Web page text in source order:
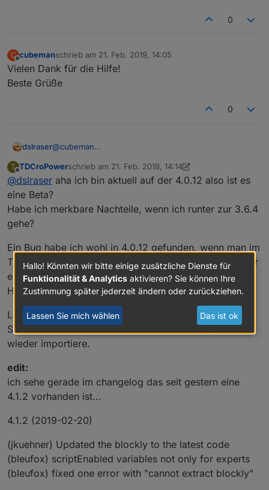
0
C
Offline
cubemanschrieb am 21. Feb. 2019, 14:05
zuletzt editiert von
Vielen Dank für die Hilfe!
Beste Grüße
0
dslraser@cubeman
größer 3.6.4 ist Beta und hat noch Fehler)
T
Offline
TDCroPowerschrieb am 21. Feb. 2019, 14:14
zuletzt editiert von TDCroPower
@dslraser aha ich bin aktuell auf der 4.0.12 also ist es
eine Beta?
Habe ich merkbare Nachteile, wenn ich runter zur 3.6.4
gehe?
Ein Bug habe ich wohl in 4.0.12 gefunden, wenn man im
Trigger ein 2tes Objekt hinzufügt und es danach wieder
entfernen will bleibt es als unlöschbarer shadowim
Hintergrund.
Löschen kann ich es dann nur, wenn ich im Export den
Shadow Teil unten löschen und meinen Blockly Code
wieder importiere.
edit:
ich sehe gerade im changelog das seit gestern eine
4.1.2 vorhanden ist...
4.1.2 (2019-02-20)
(jkuehner) Updated the blockly to the latest code
(bleufox) scriptEnabled variables not only for experts
(bleufox) fixed one error with "cannot extract blockly"
Hallo! Könnten wir bitte einige zusätzliche Dienste für
Funktionalität & Analytics aktivieren? Sie können Ihre
Zustimmung später jederzeit ändern oder zurückziehen.
Lassen Sie mich wählen Das ist ok